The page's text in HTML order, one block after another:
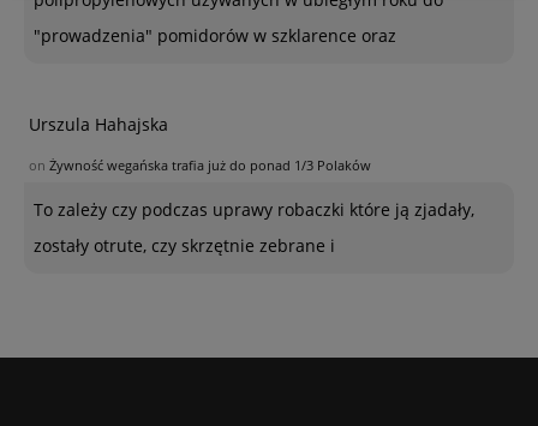
"prowadzenia" pomidorów w szklarence oraz
Urszula Hahajska
on Żywność wegańska trafia już do ponad 1/3 Polaków
To zależy czy podczas uprawy robaczki które ją zjadały,
zostały otrute, czy skrzętnie zebrane i